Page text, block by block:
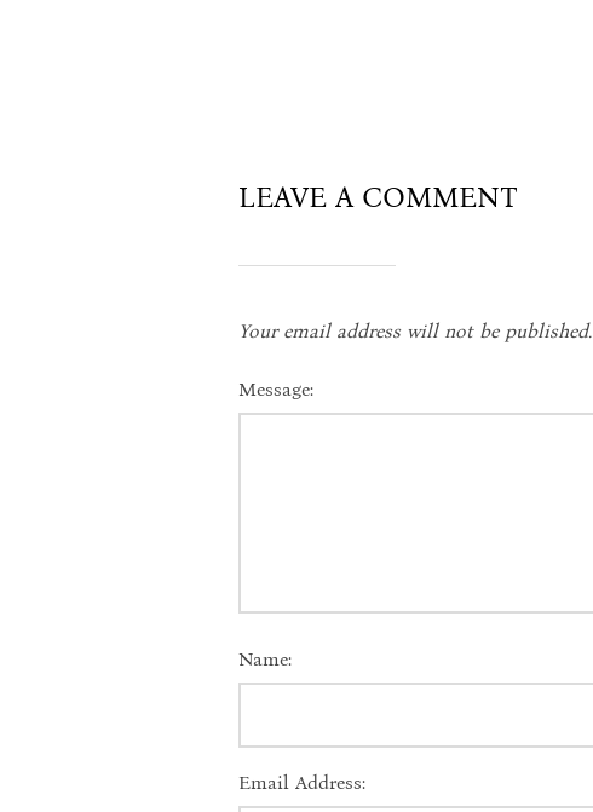
LEAVE A COMMENT
Your email address will not be published.
Message:
Name:
Email Address: